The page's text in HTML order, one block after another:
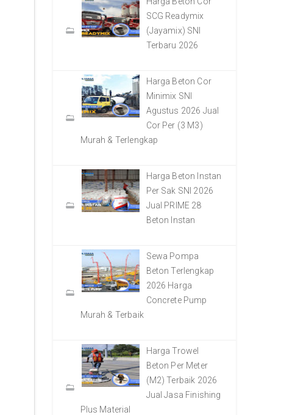
SCG Readymix
(Jayamix) SNI
Terbaru 2026
Harga Beton Cor
Minimix SNI
Agustus 2026 Jual
Cor Per (3 M3)
Murah & Terlengkap
Harga Beton Instan
Per Sak SNI 2026
Jual PRIME 28
Beton Instan
Sewa Pompa
Beton Terlengkap
2026 Harga
Concrete Pump
Murah & Terbaik
Harga Trowel
Beton Per Meter
(M2) Terbaik 2026
Jual Jasa Finishing
Plus Material